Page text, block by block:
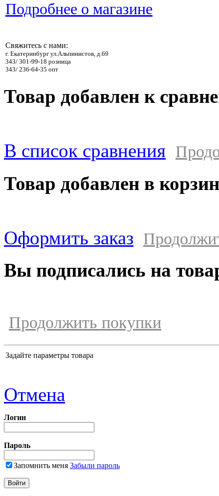
Подробнее о магазине
Свяжитесь с нами:
г. Екатеринбург ул.Альпинистов, д.69
343/ 301-99-18 розница
343/ 236-64-35 опт
Товар добавлен к
В список сравнения
Товар добавлен в
Оформить заказ
Вы подписались на
Продолжить покупки
Задайте параметры товара
Отмена
Логин
Пароль
Запомнить меня Забыли пароль